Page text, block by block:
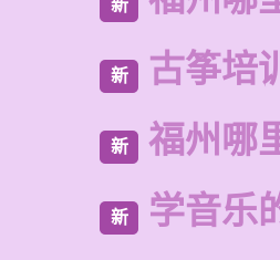
新
新 古筝培
新 福州哪
新 学音乐